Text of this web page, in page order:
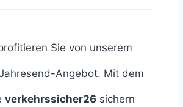
Sie von unserem
Angebot. Mit dem
verkehrssicher26 sichern